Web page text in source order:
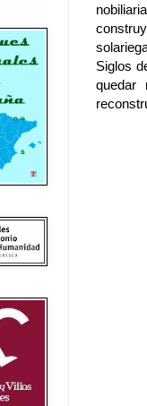
Siglos
quedar